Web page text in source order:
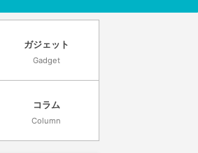
ガジェット
Gadget
コラム
Column